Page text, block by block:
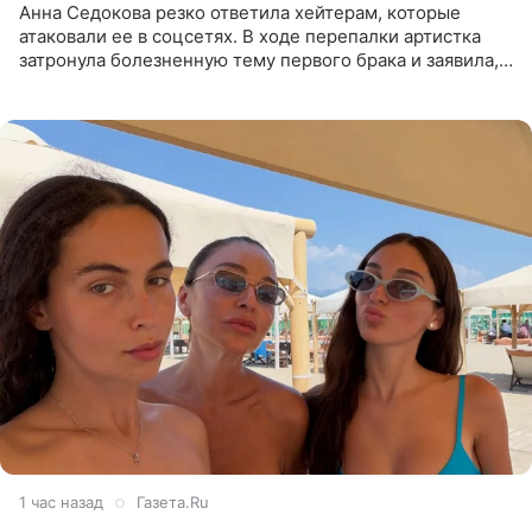
Анна Седокова резко ответила хейтерам, которые
атаковали ее в соцсетях. В ходе перепалки артистка
затронула болезненную тему первого брака и заявила,
1 час назад Газета.Ru